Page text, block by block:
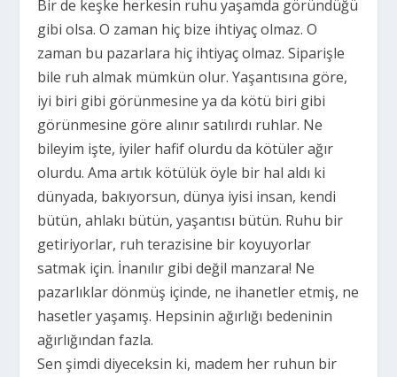
Bir de keşke herkesin ruhu yaşamda göründüğü
gibi olsa. O zaman hiç bize ihtiyaç olmaz. O
zaman bu pazarlara hiç ihtiyaç olmaz. Siparişle
bile ruh almak mümkün olur. Yaşantısına göre,
iyi biri gibi görünmesine ya da kötü biri gibi
görünmesine göre alınır satılırdı ruhlar. Ne
bileyim işte, iyiler hafif olurdu da kötüler ağır
olurdu. Ama artık kötülük öyle bir hal aldı ki
dünyada, bakıyorsun, dünya iyisi insan, kendi
bütün, ahlakı bütün, yaşantısı bütün. Ruhu bir
getiriyorlar, ruh terazisine bir koyuyorlar
satmak için. İnanılır gibi değil manzara! Ne
pazarlıklar dönmüş içinde, ne ihanetler etmiş, ne
hasetler yaşamış. Hepsinin ağırlığı bedeninin
ağırlığından fazla.
Sen şimdi diyeceksin ki, madem her ruhun bir